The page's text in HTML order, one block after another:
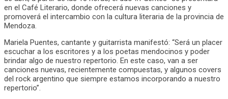
en el Café Literario, donde ofrecerá nuevas canciones y
promoverá el intercambio con la cultura literaria de la provincia de
Mendoza.
Mariela Puentes, cantante y guitarrista manifestó: “Será un placer
escuchar a los escritores y a los poetas mendocinos y poder
brindar algo de nuestro repertorio. En este caso, van a ser
canciones nuevas, recientemente compuestas, y algunos covers
del rock argentino que siempre estamos incorporando a nuestro
repertorio”.